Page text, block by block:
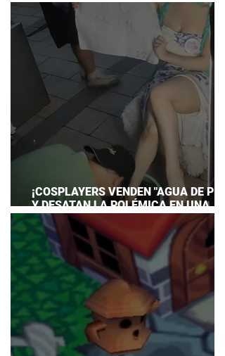
¡COSPLAYERS VENDEN "AGUA DE
Y DESATAN LA POLÉMICA EN UNA
CONVENCIÓN DE ANIME!